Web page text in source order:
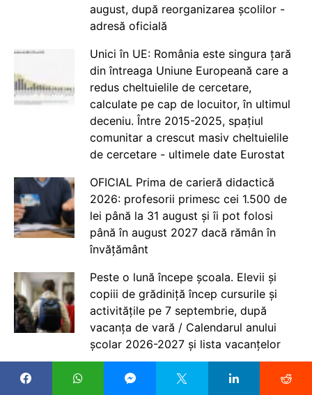
august, după reorganizarea școlilor -
adresă oficială
Unici în UE: România este singura țară
din întreaga Uniune Europeană care a
redus cheltuielile de cercetare,
calculate pe cap de locuitor, în ultimul
deceniu. Între 2015-2025, spațiul
comunitar a crescut masiv cheltuielile
de cercetare - ultimele date Eurostat
OFICIAL Prima de carieră didactică
2026: profesorii primesc cei 1.500 de
lei până la 31 august și îi pot folosi
până în august 2027 dacă rămân în
învățământ
Peste o lună începe școala. Elevii și
copiii de grădiniță încep cursurile și
activitățile pe 7 septembrie, după
vacanța de vară / Calendarul anului
școlar 2026-2027 și lista vacanțelor
Universitatea din București a